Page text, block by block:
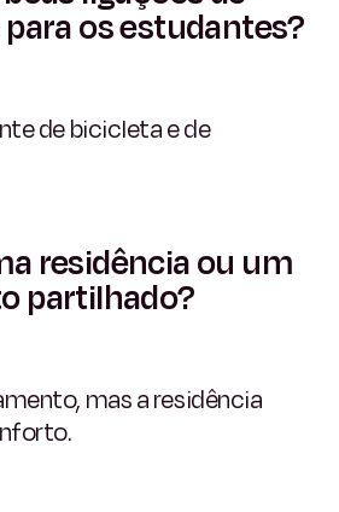
os estudantes?
de bicicleta e de
residência ou um
partilhado?
mas a residência